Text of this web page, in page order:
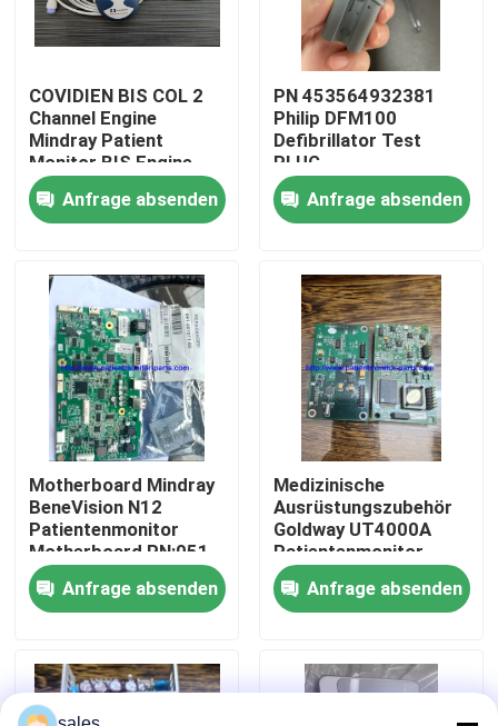
Produkte
Videos
Über uns
Werksbesichtigung
Qualitätskontrolle
Kontakt mit uns
Bitte um ein Angebot
Patientenmonitormodul
COVIDIEN BIS COL 2
Channel Engine
Mindray Patient
Monitor BIS Engine,
BIS Konverter, BIS
Prozessor
Anfrage absenden
PN 453564932381
Philip DFM100
Defibrillator Test
PLUG
REF:989803171271
Anfrage absenden
Motherboard Mindray
BeneVision N12
Patientenmonitor
Motherboard PN:051-
002717-00
Anfrage absenden
Medizinische
Ausrüstungszubehör
Goldway UT4000A
Patientenmonitor
Blutsauerstoffplatine
Anfrage absenden